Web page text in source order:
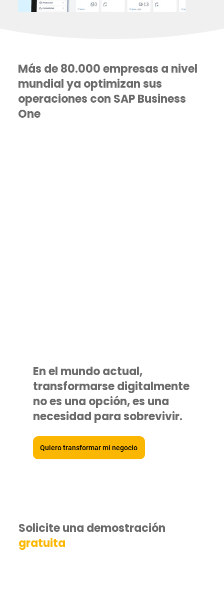
Más de 80.000 empresas a nivel
mundial ya optimizan sus
operaciones con SAP Business
One
En el mundo actual,
transformarse digitalmente
no es una opción, es una
necesidad para sobrevivir.
Quiero transformar mi negocio
Solicite una demostración
gratuita